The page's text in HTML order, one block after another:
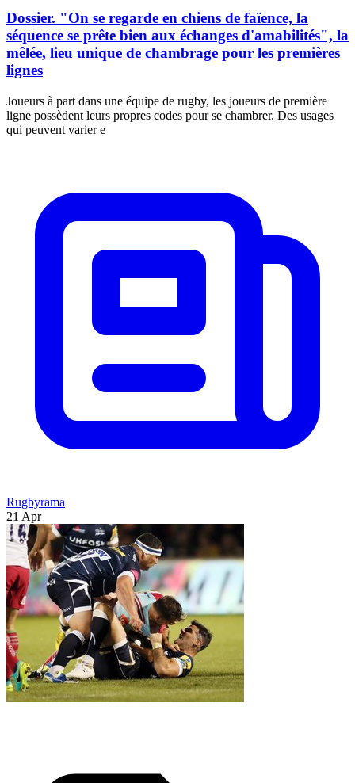
Dossier. "On se regarde en chiens de faïence, la
séquence se prête bien aux échanges d'amabilités", la
mêlée, lieu unique de chambrage pour les premières
lignes
Joueurs à part dans une équipe de rugby, les joueurs de première
ligne possèdent leurs propres codes pour se chambrer. Des usages
qui peuvent varier e
Rugbyrama
21 Apr